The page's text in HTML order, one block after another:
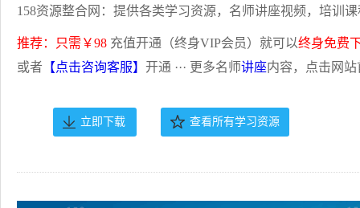
158资源整合网：提供各类学习资源，名师讲座视频，培训
推荐：只需￥98 充值开通（终身VIP会员）就可以终身免费
或者 【点击咨询客服】 开通 ··· 更多名师讲座内容，点击网
立即下载 查看所有学习资源